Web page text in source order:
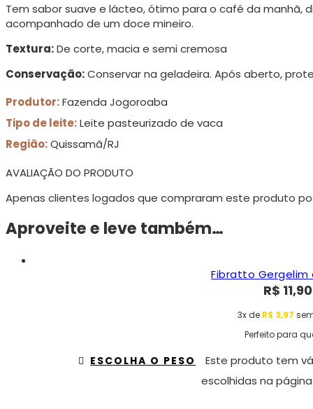
Tem sabor suave e lácteo, ótimo para o café da manhã,
acompanhado de um doce mineiro.
Textura:De corte, macia e semi cremosa
Conservação:Conservar na geladeira. Após aberto,
Produtor:Fazenda Jogoroaba
Tipo de leite:Leite pasteurizado de vaca
Região:Quissamã/RJ
AVALIAÇÃO DO PRODUTO
Apenas clientes logados que compraram este produto
Aproveite e leve também…
Fibratto Gergelim
R$ 11,90
3x de R$ 3,97
Perfeito para
ESCOLHA O PESO
Este produto tem
escolhidas na